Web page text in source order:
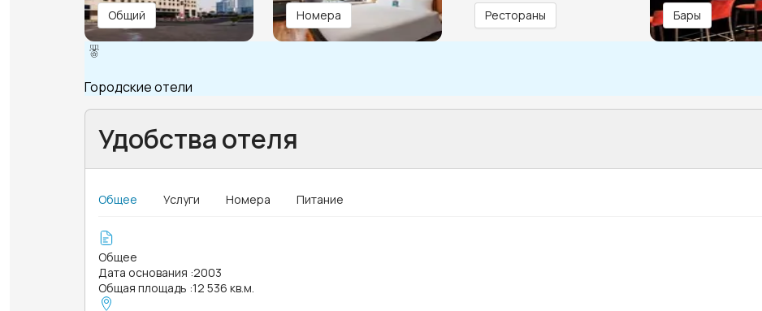
Общий Номера Рестораны Бары
Городские отели
Удобства отеля
Общее Услуги Номера Питание
Общее
Дата основания :2003
Общая площадь :12 536 кв.м.